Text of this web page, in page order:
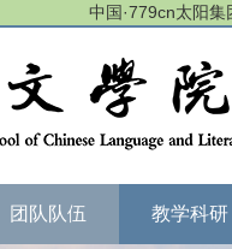
中国·779cn太阳
团队队伍 教学科研